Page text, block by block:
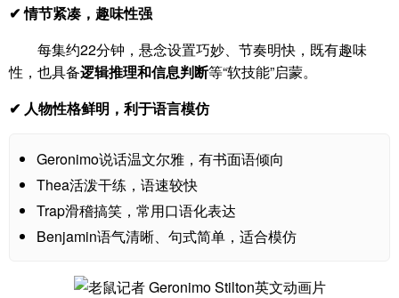
✔ 情节紧凑，趣味性强
每集约22分钟，悬念设置巧妙、节奏明快，既有趣味
性，也具备逻辑推理和信息判断等“软技能”启蒙。
✔ 人物性格鲜明，利于语言模仿
Geronimo说话温文尔雅，有书面语倾向
Thea活泼干练，语速较快
Trap滑稽搞笑，常用口语化表达
Benjamin语气清晰、句式简单，适合模仿